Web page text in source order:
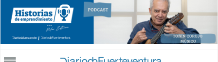
Jump to navigation